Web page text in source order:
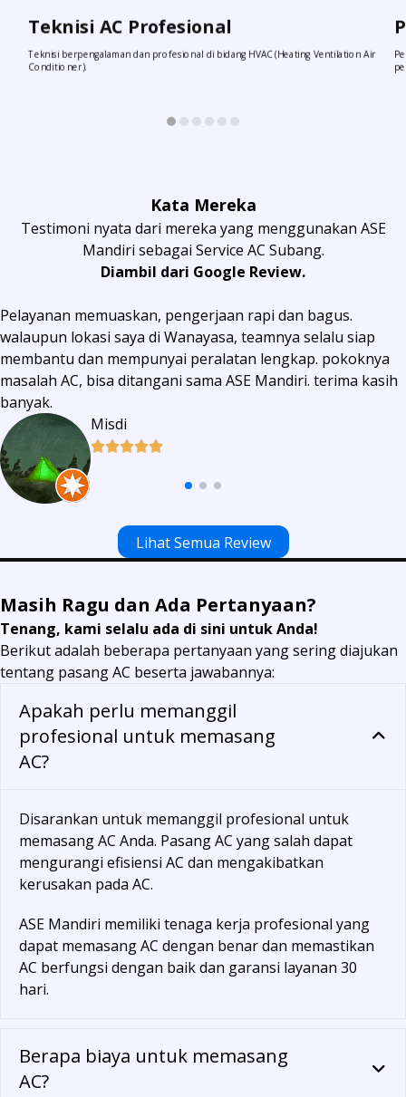
Teknisi AC Profesional
Teknisi berpengalaman dan profesional di bidang HVAC (Heating Ventilation Air
Conditioner).
Kata Mereka
Testimoni nyata dari mereka yang menggunakan ASE
Mandiri sebagai Service AC Subang.
Diambil dari Google Review.
Pelayanan memuaskan, pengerjaan rapi dan bagus.
walaupun lokasi saya di Wanayasa, teamnya selalu siap
membantu dan mempunyai peralatan lengkap. pokoknya
masalah AC, bisa ditangani sama ASE Mandiri. terima kasih
banyak.
Misdi
Lihat Semua Review
Masih Ragu dan Ada Pertanyaan?
Tenang, kami selalu ada di sini untuk Anda!
Berikut adalah beberapa pertanyaan yang sering diajukan
tentang pasang AC beserta jawabannya:
Apakah perlu memanggil
profesional untuk memasang
AC?
Disarankan untuk memanggil profesional untuk
memasang AC Anda. Pasang AC yang salah dapat
mengurangi efisiensi AC dan mengakibatkan
kerusakan pada AC.
ASE Mandiri memiliki tenaga kerja profesional yang
dapat memasang AC dengan benar dan memastikan
AC berfungsi dengan baik dan garansi layanan 30
hari.
Berapa biaya untuk memasang
AC?